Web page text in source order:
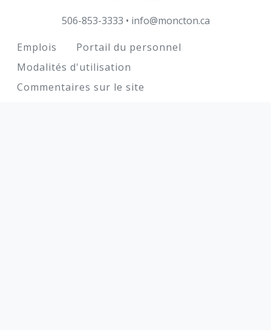
506-853-3333 • info@moncton.ca
Footer
Emplois
Portail du personnel
Modalités d'utilisation
Commentaires sur le site